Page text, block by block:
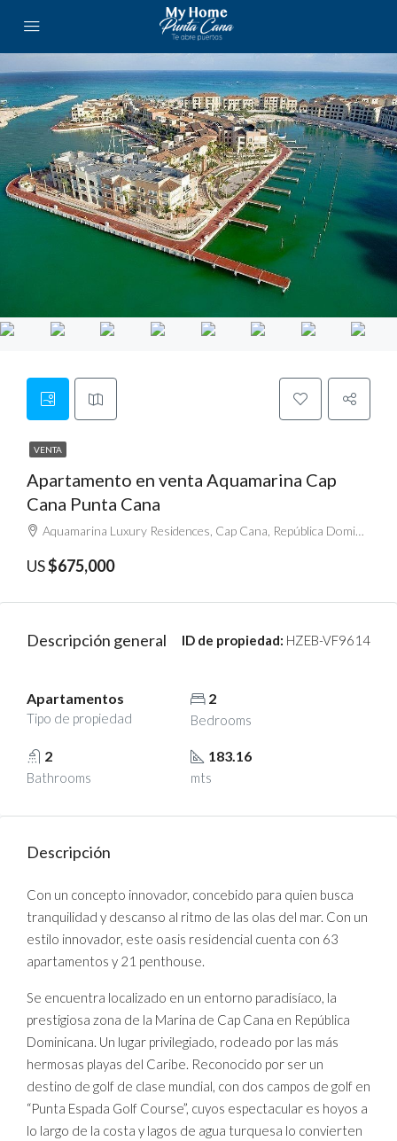
VENTA
Apartamento en venta Aquamarina Cap
Cana Punta Cana
Aquamarina Luxury Residences, Cap Cana, República Dominicana
US$675,000
Descripción general ID de propiedad: HZEB-VF9614
Apartamentos
Tipo de propiedad
2
Bedrooms
2
Bathrooms
183.16
mts
Descripción
Con un concepto innovador, concebido para quien busca
tranquilidad y descanso al ritmo de las olas del mar. Con un
estilo innovador, este oasis residencial cuenta con 63
apartamentos y 21 penthouse.
Se encuentra localizado en un entorno paradisíaco, la
prestigiosa zona de la Marina de Cap Cana en República
Dominicana. Un lugar privilegiado, rodeado por las más
hermosas playas del Caribe. Reconocido por ser un
destino de golf de clase mundial, con dos campos de golf en
“Punta Espada Golf Course”, cuyos espectacular es hoyos a
lo largo de la costa y lagos de agua turquesa lo convierten